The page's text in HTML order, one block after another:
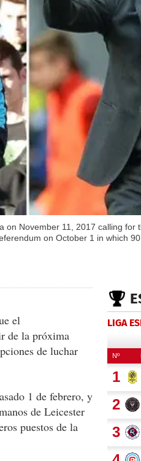
November 11, 2017 calling for
on October 1 in which
el
de la próxima
de luchar
1 de febrero, y
de Leicester
puestos de la
LIGA